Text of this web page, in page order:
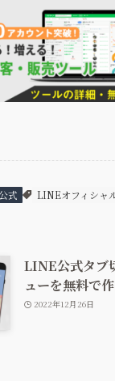
式 LINEオフィシャ
LINE公式タブ
ューを無料で作
2022年12月26日